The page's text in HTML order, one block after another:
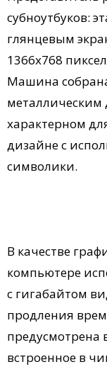
субноутбуков:
глянцевым
1366х768
Машина
характерном
дизайне с
символики.
В качестве
компьютере
c гигабайтом
продления
предусмотрена
встроенное в